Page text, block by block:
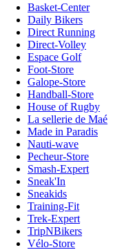
Basket-Center
Daily Bikers
Direct Running
Direct-Volley
Espace Golf
Foot-Store
Galope-Store
Handball-Store
House of Rugby
La sellerie de Maé
Made in Paradis
Nauti-wave
Pecheur-Store
Smash-Expert
Sneak'In
Sneakids
Training-Fit
Trek-Expert
TripNBikers
Vélo-Store